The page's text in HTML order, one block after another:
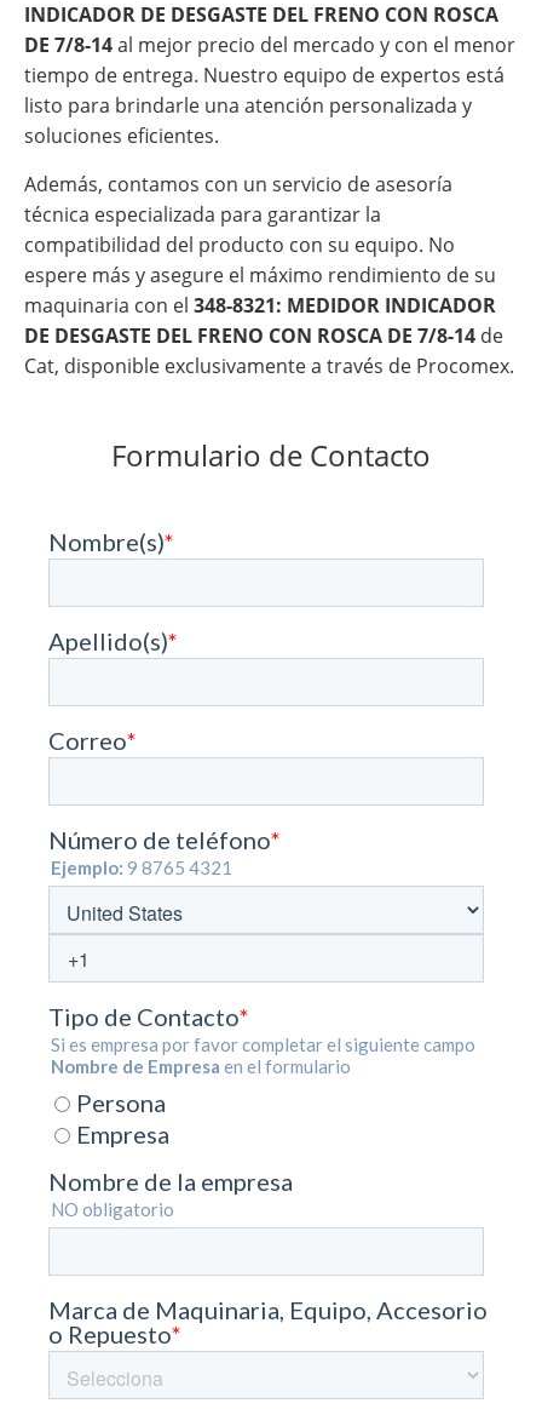
INDICADOR DE DESGASTE DEL FRENO CON ROSCA
DE 7/8-14al mejor precio del mercado y con el menor
tiempo de entrega. Nuestro equipo de expertos está
listo para brindarle una atención personalizada y
soluciones eficientes.
Además, contamos con un servicio de asesoría
técnica especializada para garantizar la
compatibilidad del producto con su equipo. No
espere más y asegure el máximo rendimiento de su
maquinaria con el 348-8321: MEDIDOR INDICADOR
DE DESGASTE DEL FRENO CON ROSCA DE 7/8-14 de
Cat, disponible exclusivamente a través de Procomex.
Formulario de Contacto